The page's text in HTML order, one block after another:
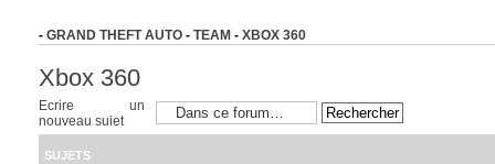
- GRAND THEFT AUTO - TEAM - XBOX 360
Xbox 360
Ecrire un
nouveau sujet
SUJETS